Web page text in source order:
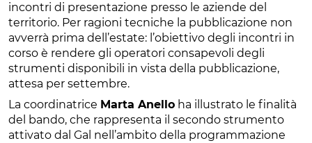
incontri di presentazione presso le aziende del
territorio. Per ragioni tecniche la pubblicazione non
avverrà prima dell’estate: l’obiettivo degli incontri in
corso è rendere gli operatori consapevoli degli
strumenti disponibili in vista della pubblicazione,
attesa per settembre.
La coordinatrice Marta Anello ha illustrato le finalità
del bando, che rappresenta il secondo strumento
attivato dal Gal nell’ambito della programmazione